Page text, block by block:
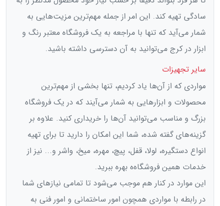
سادگی تهیه کند. این امر از جمله مهم‌‌ترین مزیت‌هایی به
شمار می‌آید که تنها با مراجعه به یک فروشگاه معتبر رنگ و
ابزار در کرج می‌توانید به آن دسترسی داشته باشید.
سایر تجهیزات
مواردی که از آن‌ها یاد کردیم، تنها بخشی از مهم‌ترین
محصولات و ابزارهایی به شمار می‌آيند که در یک فروشگاه
بزرگ و مناسب می‌‌‌توانید آن‌ها را خریداری کنید. علاوه بر
گزینه‌های گفته شده، شما این امکان را دارید تا برای تهیه
انواع دستگیره،‌ لولا، قفل، پیچ، مهره، میخ، واشر و... نیز از
خدمات همین فروشگا‌ه‌ه بهره ببرید.
این موارد در کنار هم موجب می‌شود تا تمامی نیازهای شما
در رابطه با مواردی همچون امور ساختمانی و امور فنی به